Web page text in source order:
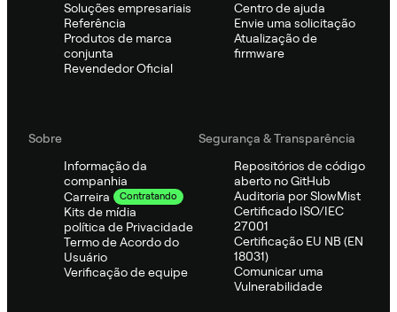
Soluções empresariais
Referência
Produtos de marca
conjunta
Revendedor Oficial
Centro de ajuda
Envie uma solicitação
Atualização de
firmware
Sobre
Informação da
companhia
Carreira
Contratando
Kits de mídia
política de Privacidade
Termo de Acordo do
Usuário
Verificação de equipe
Segurança & Transparência
Repositórios de código
aberto no GitHub
Auditoria por SlowMist
Certificado ISO/IEC
27001
Certificação EU NB (EN
18031)
Comunicar uma
Vulnerabilidade